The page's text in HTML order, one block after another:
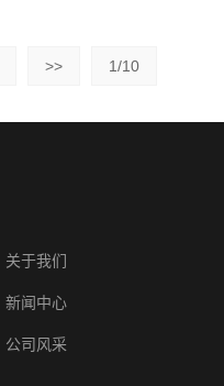
>> 1/10
关于我们
新闻中心
公司风采